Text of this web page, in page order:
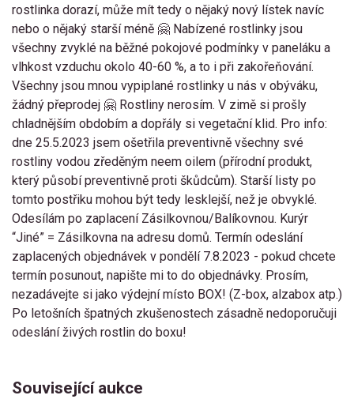
rostlinka dorazí, může mít tedy o nějaký nový lístek navíc
nebo o nějaký starší méně 🤗 Nabízené rostlinky jsou
všechny zvyklé na běžné pokojové podmínky v paneláku a
vlhkost vzduchu okolo 40-60 %, a to i při zakořeňování.
Všechny jsou mnou vypiplané rostlinky u nás v obýváku,
žádný přeprodej 🤗 Rostliny nerosím. V zimě si prošly
chladnějším obdobím a dopřály si vegetační klid. Pro info:
dne 25.5.2023 jsem ošetřila preventivně všechny své
rostliny vodou zředěným neem oilem (přírodní produkt,
který působí preventivně proti škůdcům). Starší listy po
tomto postřiku mohou být tedy lesklejší, než je obvyklé.
Odesílám po zaplacení Zásilkovnou/Balíkovnou. Kurýr
“Jiné” = Zásilkovna na adresu domů. Termín odeslání
zaplacených objednávek v pondělí 7.8.2023 - pokud chcete
termín posunout, napište mi to do objednávky. Prosím,
nezadávejte si jako výdejní místo BOX! (Z-box, alzabox atp.)
Po letošních špatných zkušenostech zásadně nedoporučuji
odeslání živých rostlin do boxu!
Související aukce